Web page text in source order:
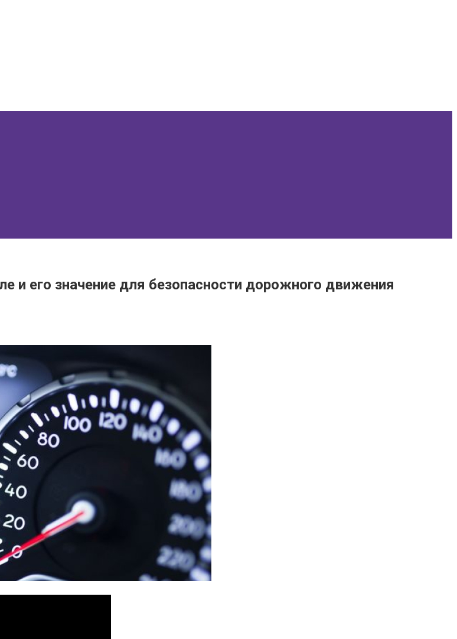
и его значение для безопасности дорожного движения